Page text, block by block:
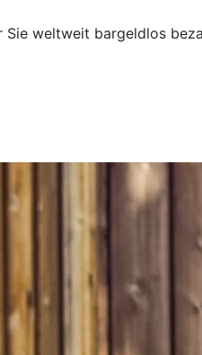
weltweit bargeldlos